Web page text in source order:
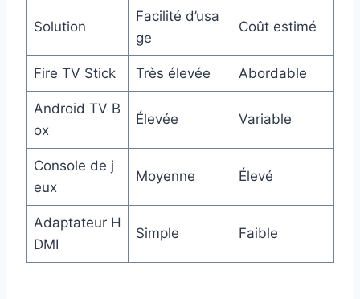
Solution
Facilité d’usa
ge
Coût estimé
Fire TV Stick Très élevée Abordable
Android TV B
ox
Élevée Variable
Console de j
eux
Moyenne Élevé
Adaptateur H
DMI
Simple Faible